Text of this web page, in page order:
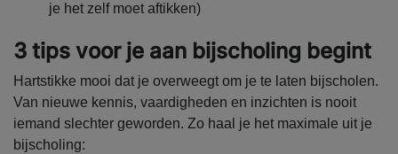
je het zelf moet aftikken)
3 tips voor je aan bijscholing begint
Hartstikke mooi dat je overweegt om je te laten bijscholen.
Van nieuwe kennis, vaardigheden en inzichten is nooit
iemand slechter geworden. Zo haal je het maximale uit je
bijscholing: